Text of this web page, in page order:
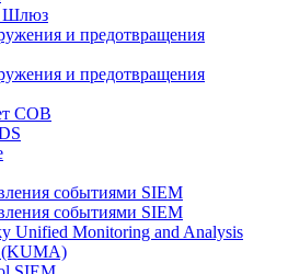
Шлюз
и предотвращения
и предотвращения
СОВ
событиями SIEM
событиями SIEM
Unified Monitoring and Analysis
(KUMA)